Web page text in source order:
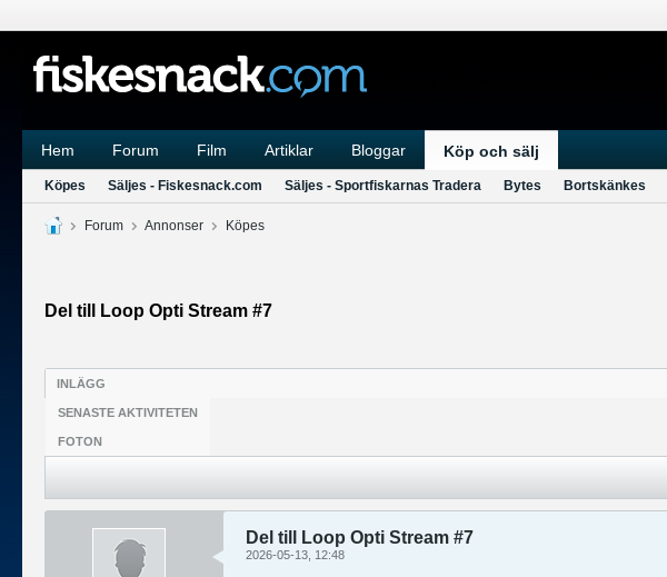
Hem Forum Film Artiklar Bloggar Köp och sälj
Köpes Säljes - Fiskesnack.com Säljes - Sportfiskarnas Tradera Bytes Bortskänkes
Forum Annonser Köpes
Del till Loop Opti Stream #7
INLÄGG
SENASTE AKTIVITETEN
FOTON
Del till Loop Opti Stream #7
2026-05-13, 12:48